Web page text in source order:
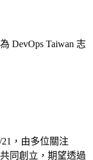
DevOps Taiwan 志
21，由多位關注
同創立，期望透過